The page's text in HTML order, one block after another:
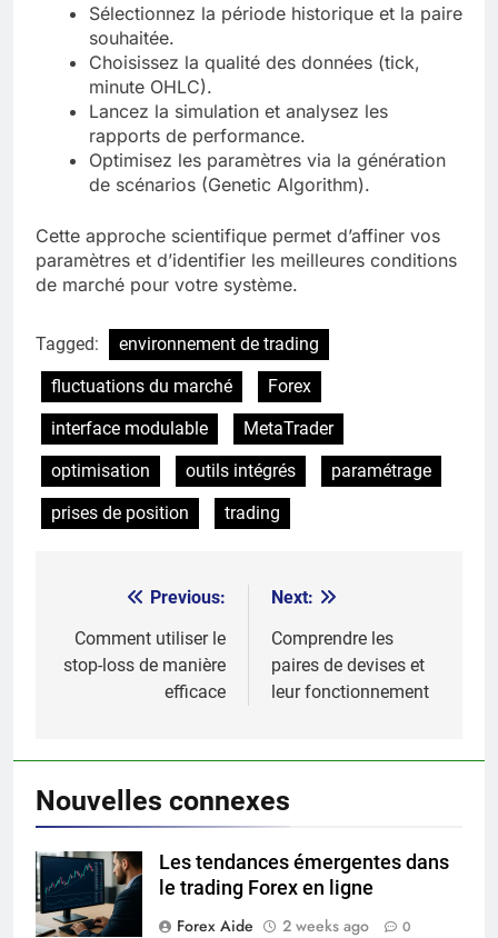
Sélectionnez la période historique et la paire
souhaitée.
Choisissez la qualité des données (tick,
minute OHLC).
Lancez la simulation et analysez les
rapports de performance.
Optimisez les paramètres via la génération
de scénarios (Genetic Algorithm).
Cette approche scientifique permet d’affiner vos
paramètres et d’identifier les meilleures conditions
de marché pour votre système.
Tagged:
environnement de trading
fluctuations du marché
Forex
interface modulable
MetaTrader
optimisation
outils intégrés
paramétrage
prises de position
trading
navigation
Previous:
Comment utiliser le
stop-loss de manière
efficace
Next:
Comprendre les
paires de devises et
leur fonctionnement
Nouvelles connexes
Les tendances émergentes dans
le trading Forex en ligne
Forex Aide
2 weeks ago 0